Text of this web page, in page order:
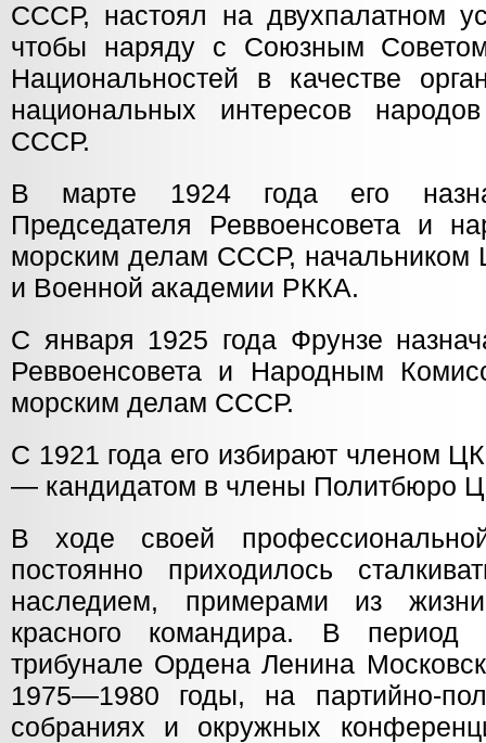
СССР, настоял на двухпалатном
чтобы наряду с Союзным
Национальностей в качестве
национальных интересов
СССР.
В марте 1924 года его
Председателя Реввоенсовета и
морским делам СССР, начальником
и Военной академии РККА.
С января 1925 года Фрунзе
Реввоенсовета и Народным
морским делам СССР.
С 1921 года его избирают членом
— кандидатом в члены Политбюро
В ходе своей
постоянно приходилось
наследием, примерами из жизни
красного командира. В
трибунале Ордена Ленина
1975—1980 годы, на партийно-
собраниях и окружных